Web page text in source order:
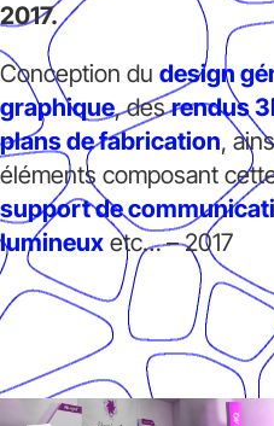
2017.
Conception du design
graphique, desrendus
plans de fabrication,
éléments composant
support de
lumineux etc… – 2017